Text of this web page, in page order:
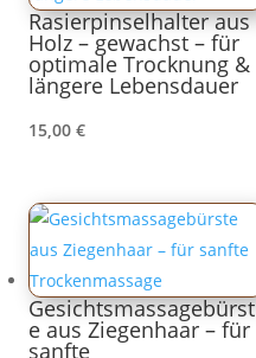
Rasierpinselhalter aus
Holz – gewachst – für
optimale Trocknung &
längere Lebensdauer
15,00 €
Gesichtsmassagebürst
e aus Ziegenhaar – für
sanfte